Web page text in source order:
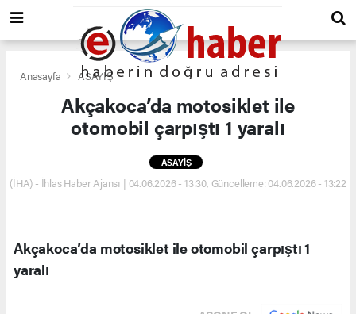
Anasayfa ASAYİŞ
Akçakoca’da motosiklet ile
otomobil çarpıştı 1 yaralı
ASAYİŞ
(İHA) - İhlas Haber Ajansı | 04.06.2026 - 13:30, Güncelleme: 04.06.2026 - 13:22
Akçakoca’da motosiklet ile otomobil çarpıştı 1
yaralı